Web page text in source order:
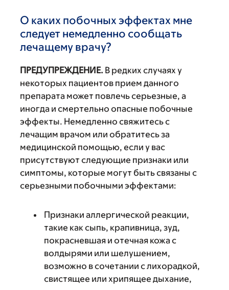
О каких побочных эффектах мне
следует немедленно сообщать
лечащему врачу?
ПРЕДУПРЕЖДЕНИЕ. В редких случаях у
некоторых пациентов прием данного
препарата может повлечь серьезные, а
иногда и смертельно опасные побочные
эффекты. Немедленно свяжитесь с
лечащим врачом или обратитесь за
медицинской помощью, если у вас
присутствуют следующие признаки или
симптомы, которые могут быть связаны с
серьезными побочными эффектами:
Признаки аллергической реакции,
такие как сыпь, крапивница, зуд,
покрасневшая и отечная кожа с
волдырями или шелушением,
возможно в сочетании с лихорадкой,
свистящее или хрипящее дыхание,